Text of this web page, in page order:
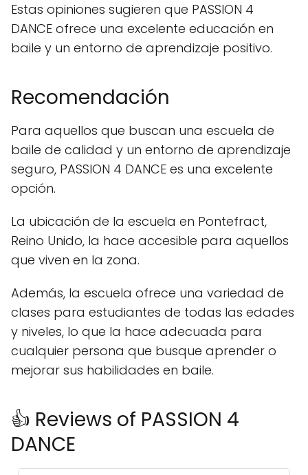
Estas opiniones sugieren que PASSION 4
DANCE ofrece una excelente educación en
baile y un entorno de aprendizaje positivo.
Recomendación
Para aquellos que buscan una escuela de
baile de calidad y un entorno de aprendizaje
seguro, PASSION 4 DANCE es una excelente
opción.
La ubicación de la escuela en Pontefract,
Reino Unido, la hace accesible para aquellos
que viven en la zona.
Además, la escuela ofrece una variedad de
clases para estudiantes de todas las edades
y niveles, lo que la hace adecuada para
cualquier persona que busque aprender o
mejorar sus habilidades en baile.
👍 Reviews of PASSION 4
DANCE